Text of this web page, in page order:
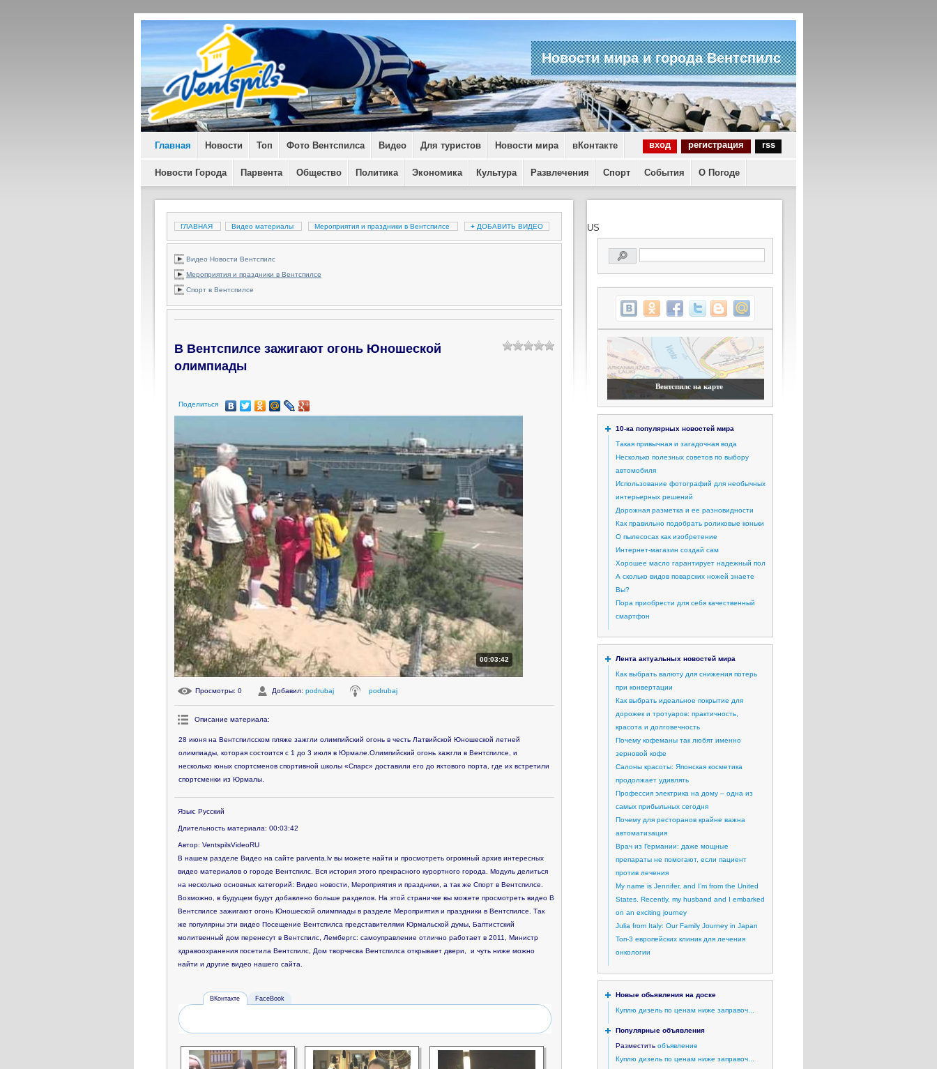
Новости мира и города Вентспилс
Главная Новости Топ Фото Вентспилса Видео Для туристов Новости мира вКонтакте вход регистрация rss
Новости Города Парвента Общество Политика Экономика Культура Развлечения Спорт События О Погоде
ГЛАВНАЯ Видео материалы Мероприятия и праздники в Вентспилсе + ДОБАВИТЬ ВИДЕО
Видео Новости Вентспилс
Мероприятия и праздники в Вентспилсе
Спорт в Вентспилсе
В Вентспилсе зажигают огонь Юношеской
олимпиады
Поделиться
00:03:42
Просмотры: 0 Добавил: podrubaj podrubaj
Описание материала:
28 июня на Вентспилсском пляже зажгли олимпийский огонь в честь Латвийской Юношеской летней
олимпиады, которая состоится с 1 до 3 июля в Юрмале.Олимпийский огонь зажгли в Вентспилсе, и
несколько юных спортсменов спортивной школы «Спарс» доставили его до яхтового порта, где их встретили
спортсменки из Юрмалы.
Язык: Русский
Длительность материала: 00:03:42
Автор: VentspilsVideoRU
В нашем разделе Видео на сайте parventa.lv вы можете найти и просмотреть огромный архив интересных
видео материалов о городе Вентспилс. Вся история этого прекрасного курортного города. Модуль делиться
на несколько основных категорий: Видео новости, Мероприятия и праздники, а так же Спорт в Вентспилсе.
Возможно, в будущем будут добавлено больше разделов. На этой страничке вы можете просмотреть видео В
Вентспилсе зажигают огонь Юношеской олимпиады в разделе Мероприятия и праздники в Вентспилсе. Так
же популярны эти видео Посещение Вентспилса представителями Юрмальской думы, Баптистский
молитвенный дом перенесут в Вентспилс, Лембергс: самоуправление отлично работает в 2011, Министр
здравоохранения посетила Вентспилс, Дом творчесва Вентспилса открывает двери, и чуть ниже можно
найти и другие видео нашего сайта.
ВКонтакте FaceBook
US
Вентспилс на карте
10-ка популярных новостей мира
Такая привычная и загадочная вода
Несколько полезных советов по выбору
автомобиля
Использование фотографий для необычных
интерьерных решений
Дорожная разметка и ее разновидности
Как правильно подобрать роликовые коньки
О пылесосах как изобретение
Интернет-магазин создай сам
Хорошее масло гарантирует надежный пол
А сколько видов поварских ножей знаете
Вы?
Пора приобрести для себя качественный
смартфон
Лента актуальных новостей мира
Как выбрать валюту для снижения потерь
при конвертации
Как выбрать идеальное покрытие для
дорожек и тротуаров: практичность,
красота и долговечность
Почему кофеманы так любят именно
зерновой кофе
Салоны красоты: Японская косметика
продолжает удивлять
Профессия электрика на дому – одна из
самых прибыльных сегодня
Почему для ресторанов крайне важна
автоматизация
Врач из Германии: даже мощные
препараты не помогают, если пациент
против лечения
My name is Jennifer, and I’m from the United
States. Recently, my husband and I embarked
on an exciting journey
Julia from Italy: Our Family Journey in Japan
Топ-3 европейских клиник для лечения
онкологии
Новые обьявления на доске
Куплю дизель по ценам ниже заправоч...
Популярные объявления
Разместить объявление
Куплю дизель по ценам ниже заправоч...